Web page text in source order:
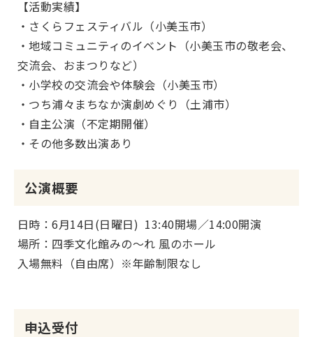
【活動実績】
・さくらフェスティバル（小美玉市）
・地域コミュニティのイベント（小美玉市の敬老会、
交流会、おまつりなど）
・小学校の交流会や体験会（小美玉市）
・つち浦々まちなか演劇めぐり（土浦市）
・自主公演（不定期開催）
・その他多数出演あり
公演概要
日時：6月14日(日曜日) 13:40開場／14:00開演
場所：四季文化館みの～れ 風のホール
入場無料（自由席）※年齢制限なし
申込受付